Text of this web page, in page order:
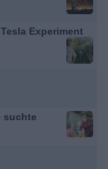
Experiment
suchte